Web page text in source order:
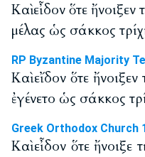
Καὶ εἶδον ὅτε
μέλας ὡς σάκκος
RP Byzantine Majority
Καὶ εἴδον ὅτε
ἐγένετο ὡς σάκκος
Greek Orthodox Church
Καὶ εἶδον ὅτε ἤνοιξε